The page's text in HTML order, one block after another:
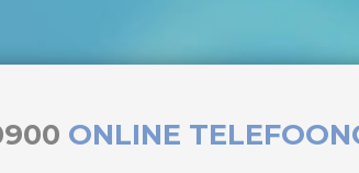
ONLINE